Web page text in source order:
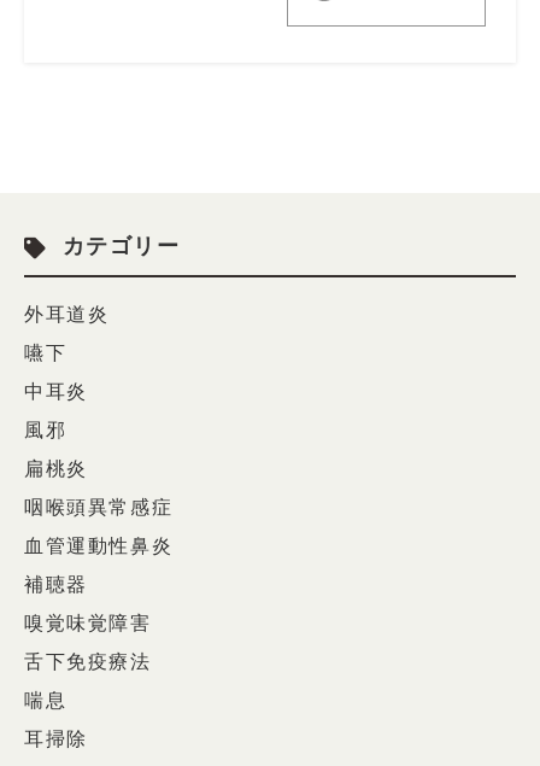
カテゴリー
外耳道炎
嚥下
中耳炎
風邪
扁桃炎
咽喉頭異常感症
血管運動性鼻炎
補聴器
嗅覚味覚障害
舌下免疫療法
喘息
耳掃除